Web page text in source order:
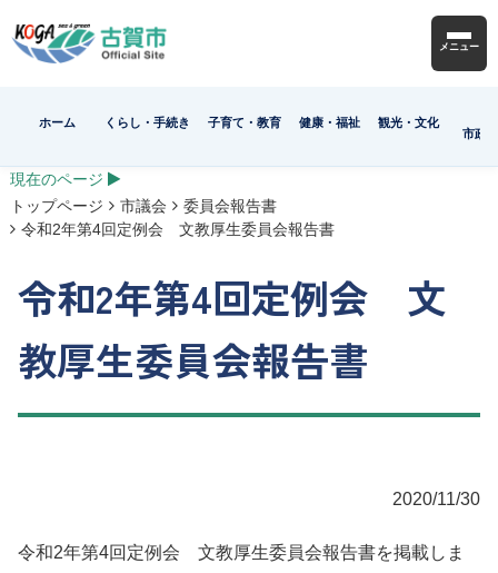
メニュー
ホーム くらし・手続き 子育て・教育 健康・福祉
観光・文化
市政
現在のページ
トップページ
市議会
委員会報告書
令和2年第4回定例会 文教厚生委員会報告書
令和2年第4回定例会 文
教厚生委員会報告書
2020/11/30
令和2年第4回定例会 文教厚生委員会報告書を掲載しま